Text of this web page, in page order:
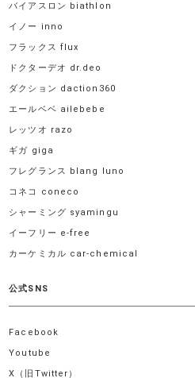
バイアスロン biathlon
イノー inno
フラックス flux
ドクターデオ dr.deo
ダクション daction360
エールベベ ailebebe
レッツオ razo
ギガ giga
フレグランス blang luno
コネコ coneco
シャーミング syamingu
イーフリー e-free
カーケミカル car-chemical
公式SNS
Facebook
Youtube
X（旧Twitter）